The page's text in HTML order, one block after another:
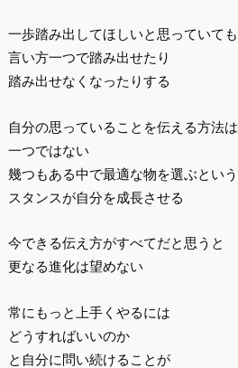
一歩踏み出してほしいと思っていても
言い方一つで踏み出せたり
踏み出せなくなったりする
自分の思っていることを伝える方法は
一つではない
幾つもある中で最適な物を選ぶという
スタンスが自分を成長させる
今できる伝え方がすべてだと思うと
更なる進化は望めない
常にもっと上手くやるには
どうすればいいのか
と自分に問い続けることが